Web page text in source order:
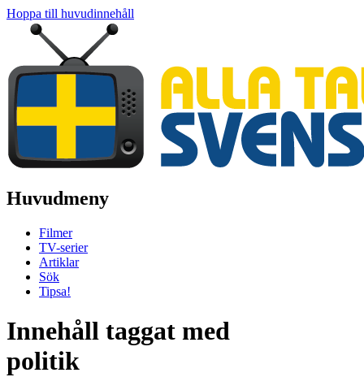
Hoppa till huvudinnehåll
Huvudmeny
Filmer
TV-serier
Artiklar
Sök
Tipsa!
Innehåll taggat med
politik